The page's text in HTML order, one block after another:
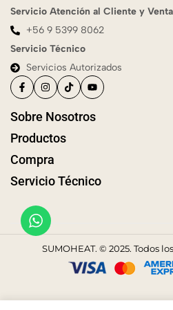
Servicio Atención al Cliente y
+56 9 5399 8062
Servicio Técnico
Servicios Autorizados
Sobre Nosotros
Productos
Compra
Servicio Técnico
SUMOHEAT. © 2025. Todos